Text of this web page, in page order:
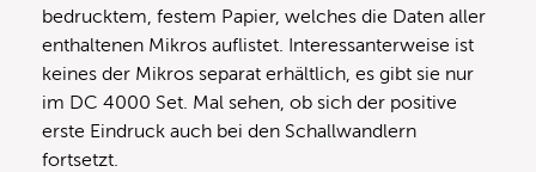
bedrucktem, festem Papier, welches die Daten aller
enthaltenen Mikros auflistet. Interessanterweise ist
keines der Mikros separat erhältlich, es gibt sie nur
im DC 4000 Set. Mal sehen, ob sich der positive
erste Eindruck auch bei den Schallwandlern
fortsetzt.